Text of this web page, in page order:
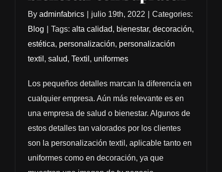
By adminfabrics julio 19th, 2022
Categories:
Blog
Tags: alta calidad, bienestar, decoración,
estética, personalización, personalización
textil , salud, Textil , uniformes
Los pequeños detalles marcan la diferencia en
cualquier empresa. Aún más relevante es en
una empresa de salud o bienestar. Algunos de
estos detalles tan valorados por los clientes
son la personalización textil, aplicable tanto en
uniformes como en decoración, ya que